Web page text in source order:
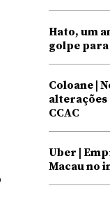
Hato, um
golpe
Coloane |
alterações
CCAC
Uber |
Macau no